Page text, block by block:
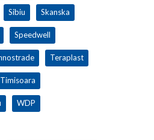
Sibiu Skanska
Speedwell
Teraplast
Timisoara
WDP